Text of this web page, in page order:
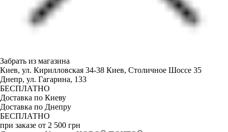
Забрать из магазина
Киев, ул. Кирилловская 34-38 Киев, Столичное Шоссе 35
Днепр, ул. Гагарина, 133
БЕСПЛАТНО
Доставка по Киеву
Доставка по Днепру
БЕСПЛАТНО
при заказе от 2 500 грн